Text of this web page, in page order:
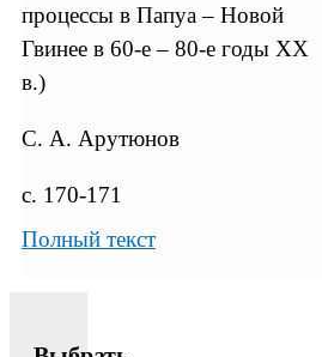
процессы в Папуа – Новой
Гвинее в 60-е – 80-е годы XX
в.)
С. А. Арутюнов
с. 170-171
Полный текст